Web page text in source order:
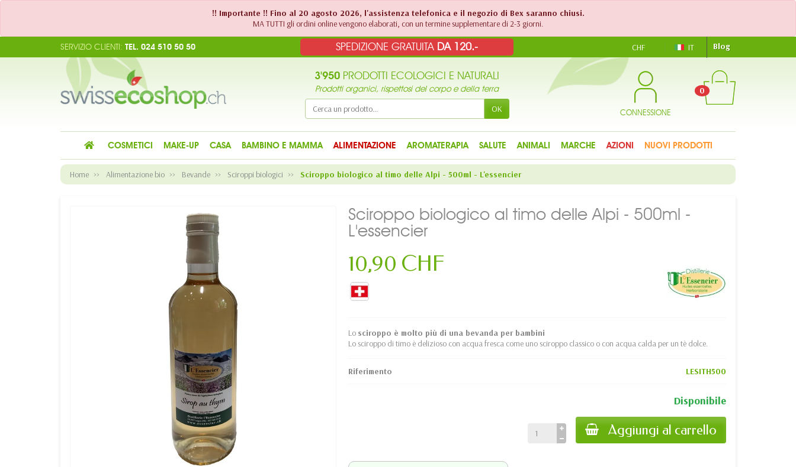
!! Importante !! Fino al 20 agosto 2026, l'assistenza telefonica e il negozio di Bex saranno chiusi.
MA TUTTI gli ordini online vengono elaborati, con un termine supplementare di 2-3 giorni.
SPEDIZIONE GRATUITA DA 120.-
SERVIZIO CLIENTI: TEL. 024 510 50 50 CHF IT Blog
3'950 PRODOTTI ECOLOGICI E NATURALI
Prodotti organici, rispettosi del corpo e della terra
OK CONNESSIONE
0
COSMETICI MAKE-UP CASA BAMBINO E MAMMA ALIMENTAZIONE AROMATERAPIA SALUTE ANIMALI MARCHE AZIONI NUOVI PRODOTTI
Home Alimentazione bio Bevande Sciroppi biologici Sciroppo biologico al timo delle Alpi - 500ml - L'essencier
Sciroppo biologico al timo delle Alpi - 500ml -
L'essencier
10,90 CHF
Lo sciroppo è molto più di una bevanda per bambini
Lo sciroppo di timo è delizioso con acqua fresca come uno sciroppo classico o con acqua calda per un tè dolce.
Riferimento LESITH500
Disponibile
Aggiungi al carrello